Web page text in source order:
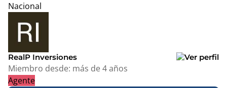
Nacional
+
−
RealP Inversiones
Miembro desde: más de 4 años
Agente